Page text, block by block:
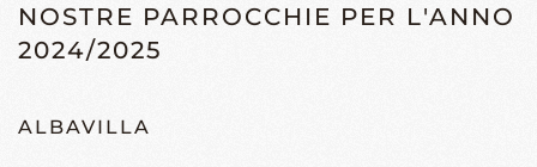
NOSTRE PARROCCHIE PER L'ANNO
2024/2025
ALBAVILLA